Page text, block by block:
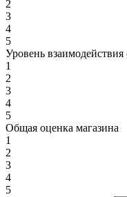
2
3
4
5
Уровень взаимодействия
1
2
3
4
5
Общая оценка магазина
1
2
3
4
5